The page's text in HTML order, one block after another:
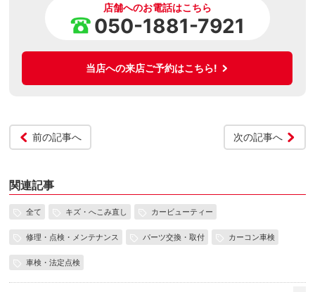
店舗へのお電話はこちら
050-1881-7921
当店への来店ご予約はこちら!
前の記事へ 次の記事へ
関連記事
全て キズ・へこみ直し カービューティー
修理・点検・メンテナンス パーツ交換・取付 カーコン車検
車検・法定点検